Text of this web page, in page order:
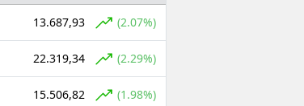
13.687,93 (2.07%)
22.319,34 (2.29%)
15.506,82 (1.98%)